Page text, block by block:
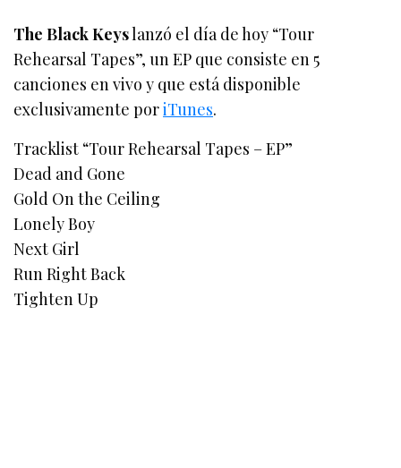
The Black Keyslanzó el día de hoy “Tour
Rehearsal Tapes”, un EP que consiste en 5
canciones en vivo y que está disponible
exclusivamente poriTunes.
Tracklist “Tour Rehearsal Tapes – EP”
Dead and Gone
Gold On the Ceiling
Lonely Boy
Next Girl
Run Right Back
Tighten Up